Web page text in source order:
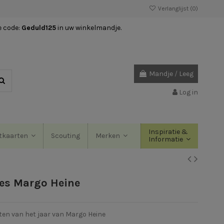
Verlanglijst (0)
code: Geduld125 in uw winkelmandje.
Mandje / Leeg
Log in
Scouting Merken
Inspiratie &
Informatie
Margo Heine
van het jaar van Margo Heine